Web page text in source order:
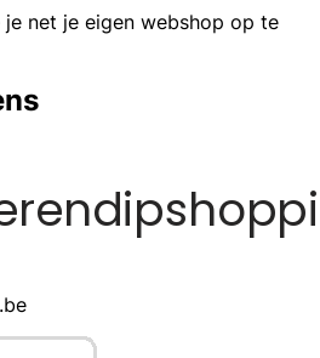
je net je eigen webshop op te